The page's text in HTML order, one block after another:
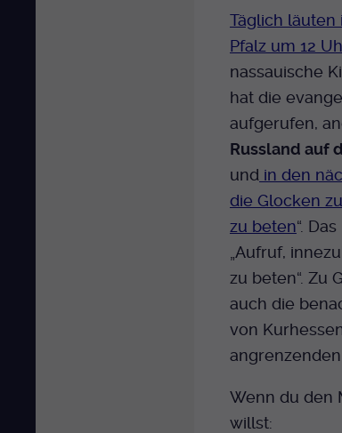
Täglich läuten
Pfalz um 12
nassauische
hat die
aufgerufen,
Russland auf
und in den
die Glocken
zu beten“.
„Aufruf,
zu beten“. Zu
auch die
von
Wenn du den
willst: